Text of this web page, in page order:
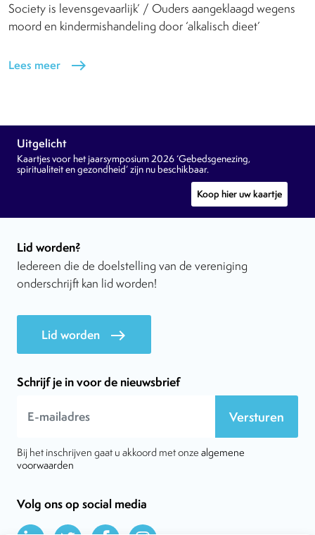
Society is levensgevaarlijk’ / Ouders aangeklaagd wegens
moord en kindermishandeling door ‘alkalisch dieet’
Lees meer east
Uitgelicht
Kaartjes voor het jaarsymposium 2026 ‘Gebedsgenezing,
spiritualiteit en gezondheid’ zijn nu beschikbaar.
Koop hier uw kaartje
Lid worden?
Iedereen die de doelstelling van de vereniging
onderschrijft kan lid worden!
Lid worden east
Schrijf je in voor de nieuwsbrief
Versturen
Bij het inschrijven gaat u akkoord met onze algemene
voorwaarden
Volg ons op social media